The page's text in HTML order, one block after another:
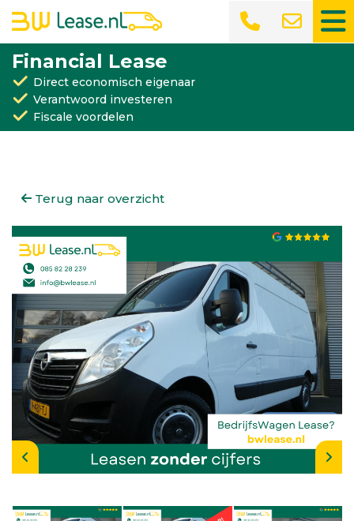
Financial Lease
Direct economisch eigenaar
Verantwoord investeren
Fiscale voordelen
Terug naar overzicht